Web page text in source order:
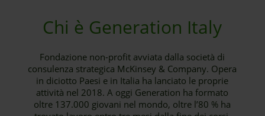
Chi è Generation Italy
Fondazione non-profit avviata dalla società di
consulenza strategica McKinsey & Company. Opera
in diciotto Paesi e in Italia ha lanciato le proprie
attività nel 2018. A oggi Generation ha formato
oltre 137.000 giovani nel mondo, oltre l’80 % ha